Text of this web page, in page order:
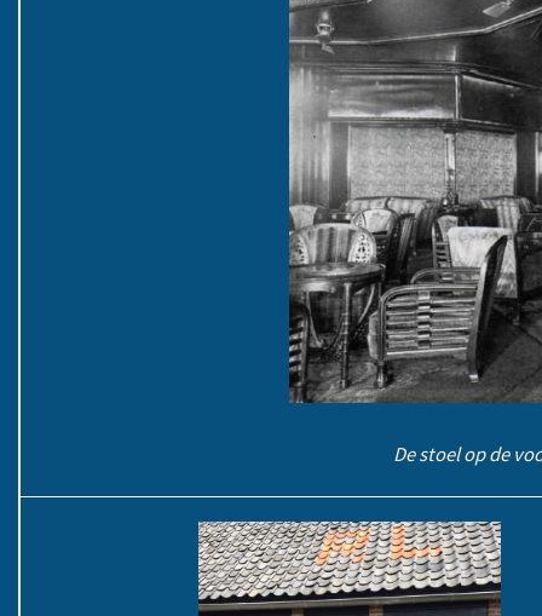
De stoel op de